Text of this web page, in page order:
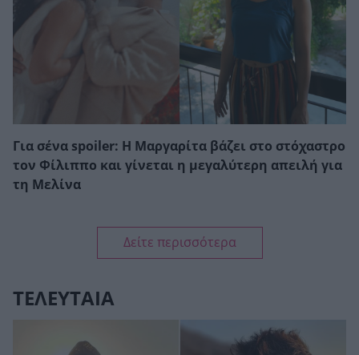
Για σένα spoiler: Η Μαργαρίτα βάζει στο στόχαστρο
τον Φίλιππο και γίνεται η μεγαλύτερη απειλή για
τη Μελίνα
Δείτε περισσότερα
ΤΕΛΕΥΤΑΙΑ